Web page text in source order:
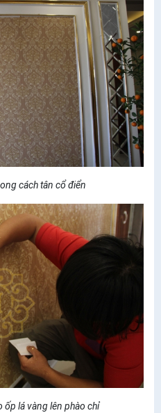
cách tân cổ điển
ốp lá vàng lên phào chỉ